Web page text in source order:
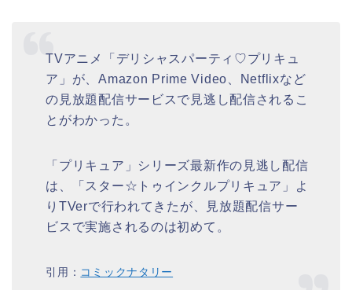
TVアニメ「デリシャスパーティ♡プリキュ
ア」が、Amazon Prime Video、Netflixなど
の見放題配信サービスで見逃し配信されるこ
とがわかった。
「プリキュア」シリーズ最新作の見逃し配信
は、「スター☆トゥインクルプリキュア」よ
りTVerで行われてきたが、見放題配信サー
ビスで実施されるのは初めて。
引用： コミックナタリー